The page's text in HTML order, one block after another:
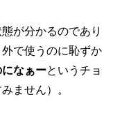
が分かるのであり
で使うのに恥ずか
なぁーというチョ
ません）。